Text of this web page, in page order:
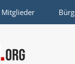
Mitglieder